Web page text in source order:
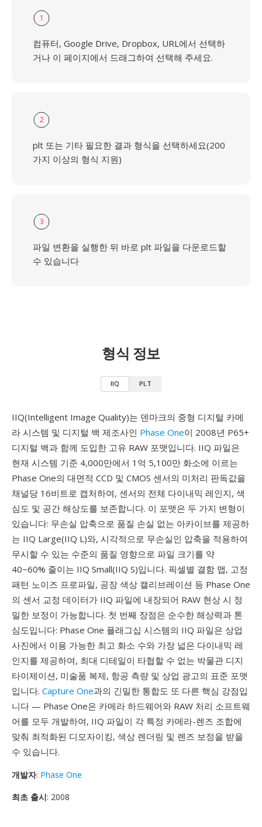
1
컴퓨터, Google Drive, Dropbox, URL에서 선택하
거나 이 페이지에서 드래그하여 선택해 주세요.
2
plt 또는 기타 필요한 결과 형식을 선택하세요(200
가지 이상의 형식 지원)
3
파일 변환을 실행한 뒤 바로 plt 파일을 다운로드할
수 있습니다
형식 정보
IIQ PLT
IIQ(Intelligent Image Quality)는 덴마크의 중형 디지털 카메
라 시스템 및 디지털 백 제조사인 Phase One이 2008년 P65+
디지털 백과 함께 도입한 고유 RAW 포맷입니다. IIQ 파일은
현재 시스템 기준 4,000만에서 1억 5,100만 화소에 이르는
Phase One의 대면적 CCD 및 CMOS 센서의 미처리 판독값을
채널당 16비트로 캡처하여, 센서의 전체 다이내믹 레인지, 색
심도 및 공간 해상도를 보존합니다. 이 포맷은 두 가지 변형이
있습니다: 무손실 압축으로 품질 손실 없는 아카이브를 제공하
는 IIQ Large(IIQ L)와, 시각적으로 무손실인 압축을 적용하여
무시할 수 있는 수준의 품질 영향으로 파일 크기를 약
40~60% 줄이는 IIQ Small(IIQ S)입니다. 픽셀별 결함 맵, 고정
패턴 노이즈 프로파일, 공장 색상 캘리브레이션 등 Phase One
의 센서 교정 데이터가 IIQ 파일에 내장되어 RAW 현상 시 정
밀한 보정이 가능합니다. 첫 번째 장점은 순수한 해상력과 톤
심도입니다: Phase One 플래그십 시스템의 IIQ 파일은 상업
사진에서 이용 가능한 최고 화소 수와 가장 넓은 다이내믹 레
인지를 제공하여, 최대 디테일이 타협할 수 없는 박물관 디지
타이제이션, 미술품 복제, 항공 측량 및 상업 광고의 표준 포맷
입니다. Capture One과의 긴밀한 통합도 또 다른 핵심 강점입
니다 — Phase One은 카메라 하드웨어와 RAW 처리 소프트웨
어를 모두 개발하여, IIQ 파일이 각 특정 카메라-렌즈 조합에
맞춰 최적화된 디모자이킹, 색상 렌더링 및 렌즈 보정을 받을
수 있습니다.
개발자: Phase One
최초 출시: 2008